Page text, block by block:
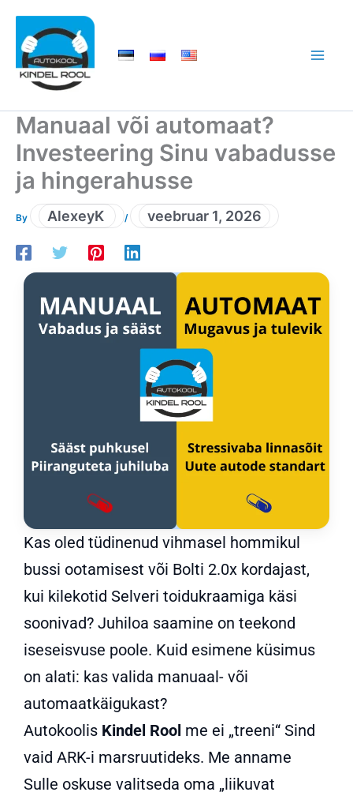
Skip
content
Manuaal või automaat?
Investeering Sinu vabadusse
ja hingerahusse
By AlexeyK / veebruar 1, 2026
Kas oled tüdinenud vihmasel hommikul
bussi ootamisest või Bolti 2.0x kordajast,
kui kilekotid Selveri toidukraamiga käsi
soonivad? Juhiloa saamine on teekond
iseseisvuse poole. Kuid esimene küsimus
on alati: kas valida manuaal- või
automaatkäigukast?
Autokoolis Kindel Rool me ei „treeni“ Sind
vaid ARK-i marsruutideks. Me anname
Sulle oskuse valitseda oma „liikuvat